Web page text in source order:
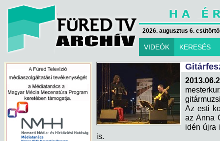
2026. augusztus 6.
VIDEÓK KERESÉS
Az esti
az Anna
idén újra
is.